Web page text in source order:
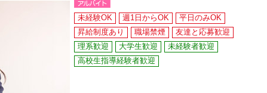
未経験OK 週1日からOK
平日のみOK
昇給制度あり
職場禁煙
友達と応募歓迎
理系歓迎
大学生歓迎
未経験者歓迎
高校生指導経験者歓迎